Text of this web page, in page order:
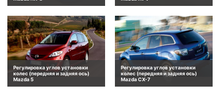
Регулировка углов установки
колес (передняя и задняя ось)
Mazda 5
Регулировка углов установки
колес (передняя и задняя ось)
Mazda CX-7